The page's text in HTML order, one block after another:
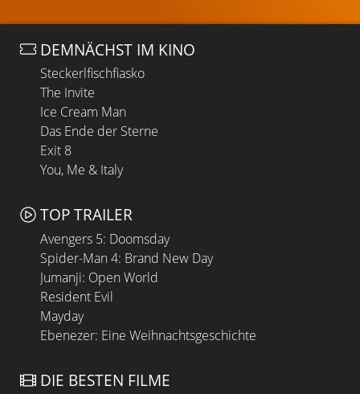
DEMNÄCHST IM KINO
Steckerlfischfiasko
The Invite
Ice Cream Man
Das Ende der Sterne
Exit 8
You, Me & Italy
TOP TRAILER
Avengers 5: Doomsday
Spider-Man 4: Brand New Day
Jumanji: Open World
Resident Evil
Mayday
Ebenezer: Eine Weihnachtsgeschichte
DIE BESTEN FILME